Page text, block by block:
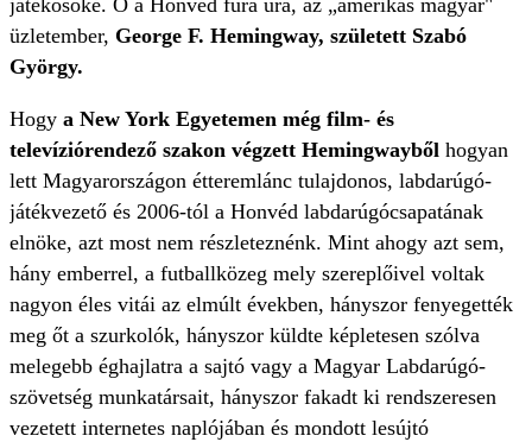
játékosoké. Ő a Honvéd fura ura, az „amerikás magyar"
üzletember, George F. Hemingway, született Szabó
György.
Hogy a New York Egyetemen még film- és
televíziórendező szakon végzett Hemingwayből hogyan
lett Magyarországon étteremlánc tulajdonos, labdarúgó-
játékvezető és 2006-tól a Honvéd labdarúgócsapatának
elnöke, azt most nem részleteznénk. Mint ahogy azt sem,
hány emberrel, a futballközeg mely szereplőivel voltak
nagyon éles vitái az elmúlt években, hányszor fenyegették
meg őt a szurkolók, hányszor küldte képletesen szólva
melegebb éghajlatra a sajtó vagy a Magyar Labdarúgó-
szövetség munkatársait, hányszor fakadt ki rendszeresen
vezetett internetes naplójában és mondott lesújtó